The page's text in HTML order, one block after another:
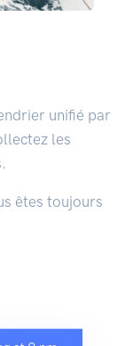
unifié par
les
êtes toujours